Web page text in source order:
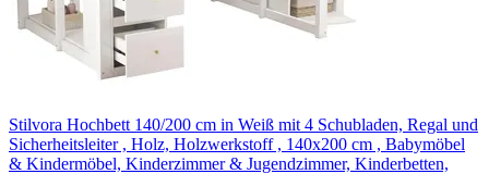
Stilvora Hochbett 140/200 cm in Weiß mit 4 Schubladen, Regal und
Sicherheitsleiter , Holz, Holzwerkstoff , 140x200 cm , Babymöbel
& Kindermöbel, Kinderzimmer & Jugendzimmer, Kinderbetten,